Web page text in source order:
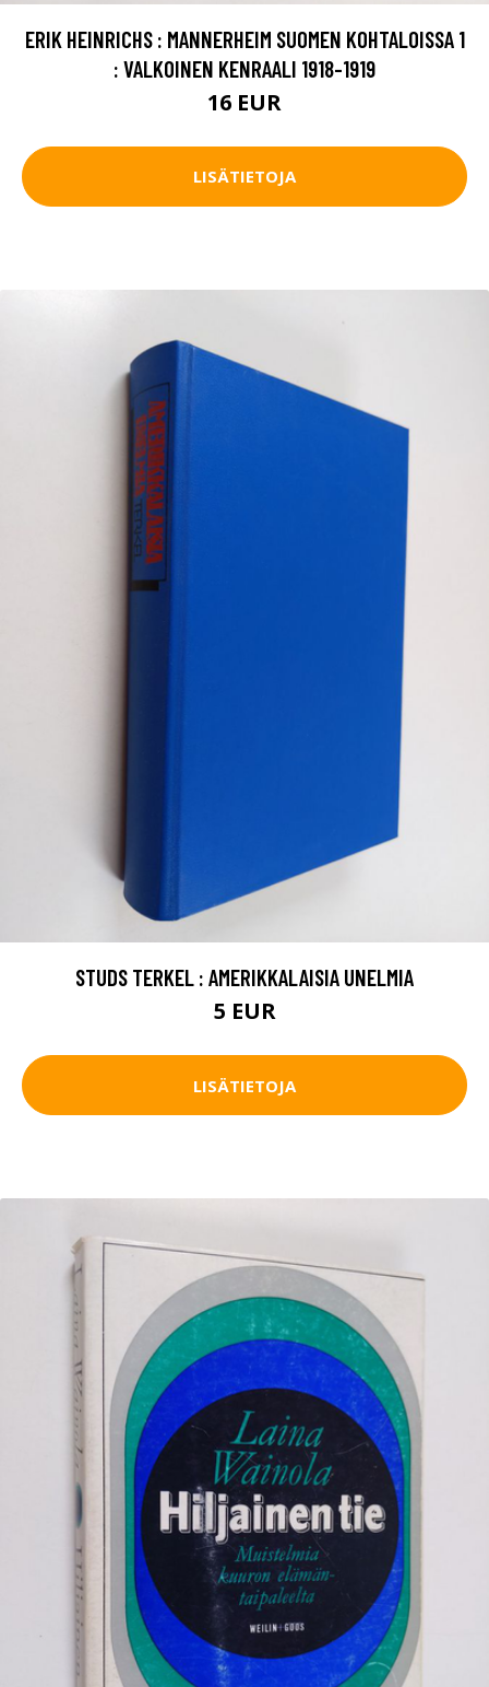
ERIK HEINRICHS : MANNERHEIM SUOMEN KOHTALOISSA 1
: VALKOINEN KENRAALI 1918-1919
16 EUR
LISÄTIETOJA
STUDS TERKEL : AMERIKKALAISIA UNELMIA
5 EUR
LISÄTIETOJA